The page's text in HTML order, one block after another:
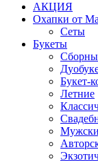
АКЦИЯ
Охапки от
Сеты
Букеты
Букет-
Летние